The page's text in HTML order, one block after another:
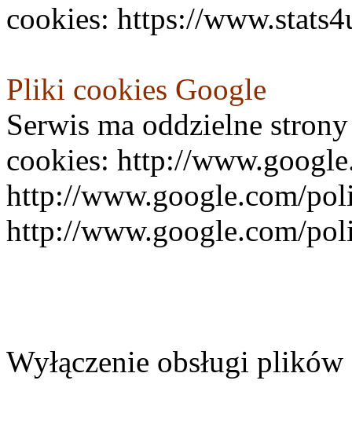
cookies: https://
Pliki cookies Google
Serwis ma oddzielne
cookies: http://
http://www.google.com/
http://www.google.com/
Wyłączenie obsługi